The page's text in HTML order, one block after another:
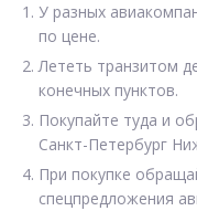
У разных
по цене.
Лететь транзитом
конечных пунктов.
Покупайте туда и
Санкт-Петербург
При покупке
спецпредложения